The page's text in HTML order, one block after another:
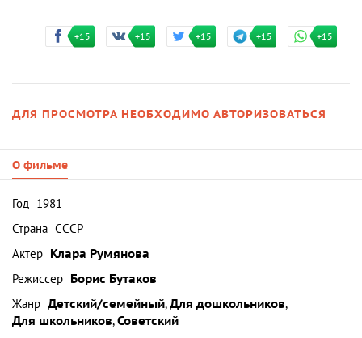
+15 +15 +15 +15 +15
ДЛЯ ПРОСМОТРА НЕОБХОДИМО АВТОРИЗОВАТЬСЯ
О фильме
Год 1981
Страна СССР
Актер Клара Румянова
Режиссер Борис Бутаков
Жанр Детский/семейный,Для дошкольников,
Для школьников,Советский